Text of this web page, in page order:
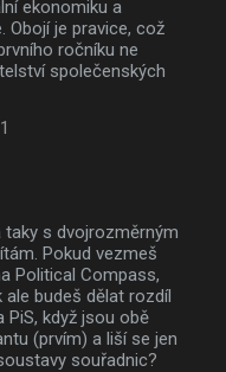
ekonomiku a
Obojí je pravice, což
ročníku ne
společenských
s dvojrozměrným
Pokud vezmeš
Political Compass,
ale budeš dělat rozdíl
PiS, když jsou obě
(prvím) a liší se jen
souřadnic?